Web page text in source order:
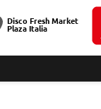
Disco Fresh Market
Plaza Italia